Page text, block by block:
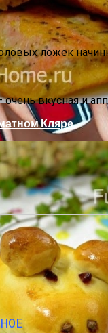
Для Удачи,
Красным Лаком
Клетку
Кляре
ложек
вкусная и